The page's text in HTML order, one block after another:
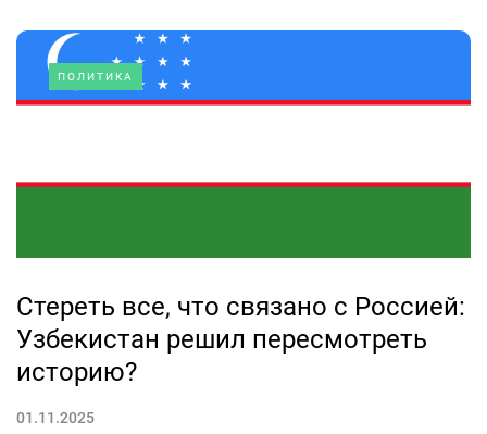
ПОЛИТИКА
Стереть все, что связано с Россией:
Узбекистан решил пересмотреть
историю?
01.11.2025